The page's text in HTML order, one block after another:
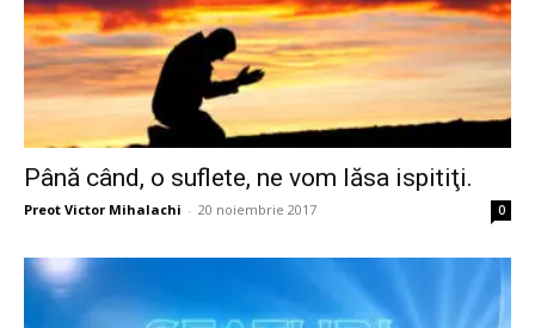
Până când, o suflete, ne vom lăsa ispitiţi.
Preot Victor Mihalachi - 20 noiembrie 2017 0